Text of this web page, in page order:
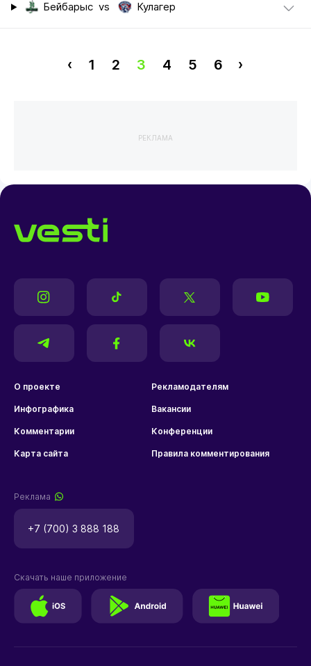
Бейбарыс vs Кулагер
‹ 1 2 3 4 5 6 ›
РЕКЛАМА
О проекте Рекламодателям
Инфографика Вакансии
Комментарии Конференции
Карта сайта Правила комментирования
Реклама
+7 (700) 3 888 188
Скачать наше приложение